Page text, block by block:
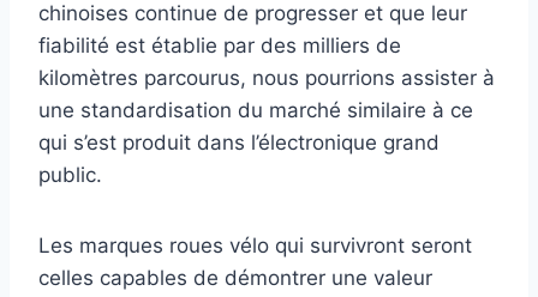
chinoises continue de progresser et que leur
fiabilité est établie par des milliers de
kilomètres parcourus, nous pourrions assister à
une standardisation du marché similaire à ce
qui s’est produit dans l’électronique grand
public.
Les marques roues vélo qui survivront seront
celles capables de démontrer une valeur